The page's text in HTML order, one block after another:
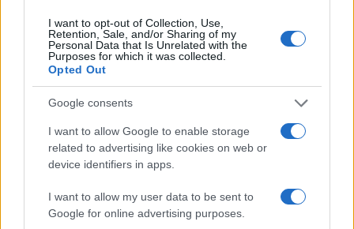
I want to opt-out of Collection, Use,
Retention, Sale, and/or Sharing of my
Personal Data that Is Unrelated with the
Purposes for which it was collected.
Opted Out
Google consents
I want to allow Google to enable storage
related to advertising like cookies on web or
device identifiers in apps.
I want to allow my user data to be sent to
Google for online advertising purposes.
Novità fiscali 2026: Irpef, concordato preventivo e fringe